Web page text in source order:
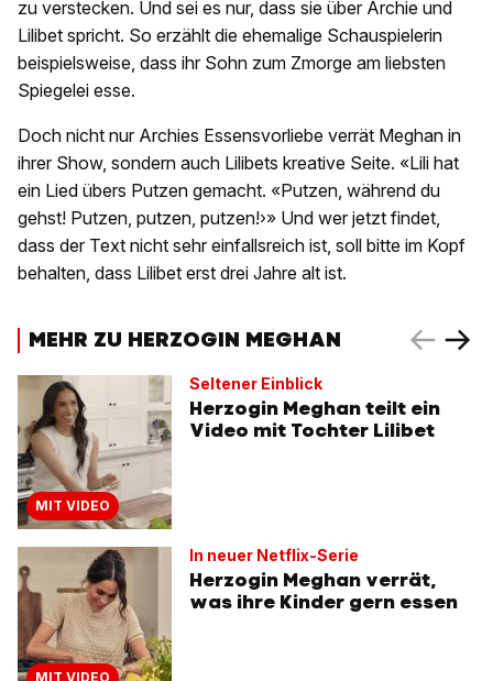
zu verstecken. Und sei es nur, dass sie über Archie und
Lilibet spricht. So erzählt die ehemalige Schauspielerin
beispielsweise, dass ihr Sohn zum Zmorge am liebsten
Spiegelei esse.
Doch nicht nur Archies Essensvorliebe verrät Meghan in
ihrer Show, sondern auch Lilibets kreative Seite. «Lili hat
ein Lied übers Putzen gemacht. «Putzen, während du
gehst! Putzen, putzen, putzen!›» Und wer jetzt findet,
dass der Text nicht sehr einfallsreich ist, soll bitte im Kopf
behalten, dass Lilibet erst drei Jahre alt ist.
MEHR ZU HERZOGIN MEGHAN
MIT VIDEO
Seltener Einblick
Herzogin Meghan teilt ein
Video mit Tochter Lilibet
MIT VIDEO
In neuer Netflix-Serie
Herzogin Meghan verrät,
was ihre Kinder gern essen